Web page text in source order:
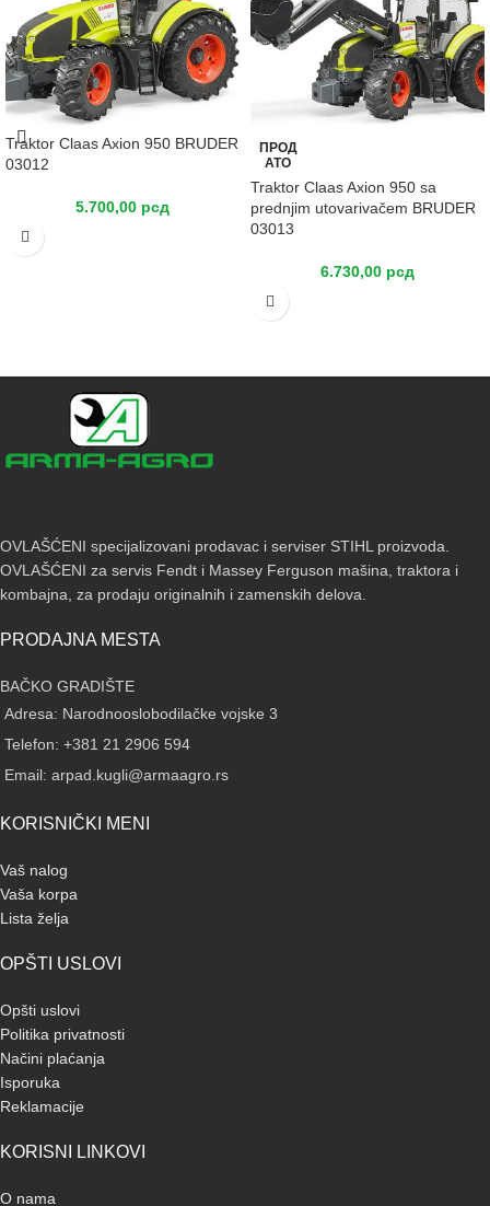
Traktor Claas Axion 950 BRUDER
03012
5.700,00 рсд
ПРОД
АТО
Traktor Claas Axion 950 sa
prednjim utovarivačem BRUDER
03013
6.730,00 рсд
OVLAŠĆENI specijalizovani prodavac i serviser STIHL proizvoda.
OVLAŠĆENI za servis Fendt i Massey Ferguson mašina, traktora i
kombajna, za prodaju originalnih i zamenskih delova.
PRODAJNA MESTA
BAČKO GRADIŠTE
Adresa: Narodnooslobodilačke vojske 3
Telefon: +381 21 2906 594
Email: arpad.kugli@armaagro.rs
KORISNIČKI MENI
Vaš nalog
Vaša korpa
Lista želja
OPŠTI USLOVI
Opšti uslovi
Politika privatnosti
Načini plaćanja
Isporuka
Reklamacije
KORISNI LINKOVI
O nama